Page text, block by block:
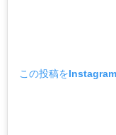
この投稿を